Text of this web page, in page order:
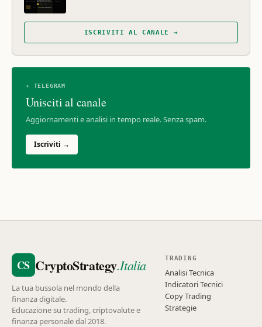
ISCRIVITI AL CANALE →
✈ TELEGRAM
Unisciti al canale
Aggiornamenti e analisi in tempo reale. Senza spam.
Iscriviti →
CS CryptoStrategy.Italia
La tua bussola nel mondo della
finanza digitale.
Educazione su trading, criptovalute e
finanza personale dal 2018.
TRADING
Analisi Tecnica
Indicatori Tecnici
Copy Trading
Strategie